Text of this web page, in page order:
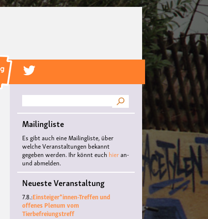
Suche
Mailingliste
Es gibt auch eine Mailingliste, über
welche Veranstaltungen bekannt
gegeben werden. Ihr könnt euch hieran-
und abmelden.
Neueste Veranstaltung
7.8.:Einsteiger*innen-Treffen und
offenes Plenum vom
Tierbefreiungstreff